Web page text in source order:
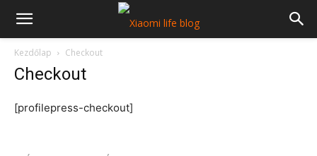
Kezdőlap Checkout
Checkout
[profilepress-checkout]